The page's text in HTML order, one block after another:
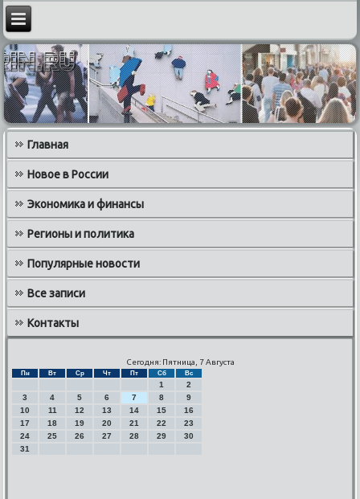
Главная
Новое в России
Экономика и финансы
Регионы и политика
Популярные новости
Все записи
Контакты
Сегодня: Пятница, 7 Августа
Пн Вт Ср Чт Пт Сб Вс
1
2
3
4 5 6 7 8
9
10
11 12 13 14 15
16
17
18 19 20 21 22
23
24
25 26 27 28 29
30
31